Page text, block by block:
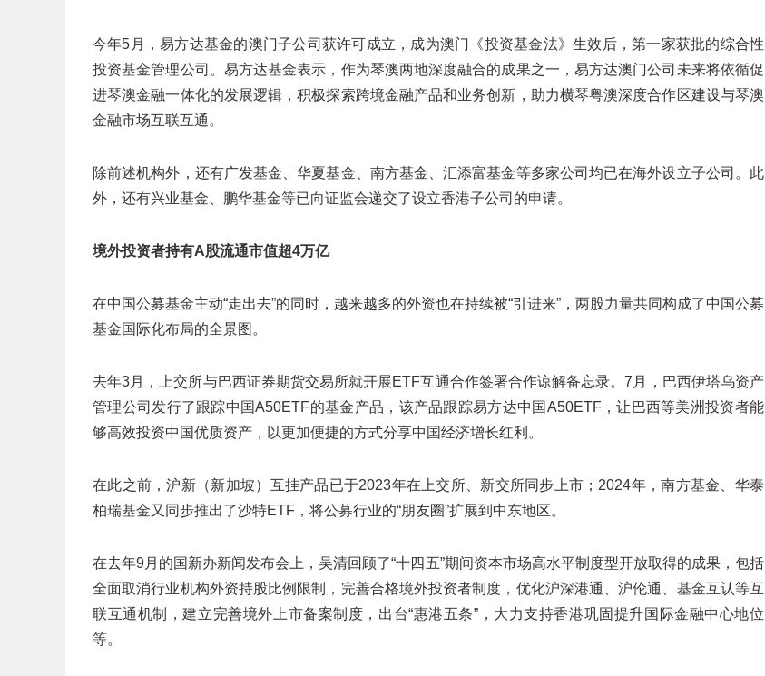
今年5月，易方达基金的澳门子公司获许可成立，成为澳门《投资基金法》生效后，第一家获批的综合性
投资基金管理公司。易方达基金表示，作为琴澳两地深度融合的成果之一，易方达澳门公司未来将依循促
进琴澳金融一体化的发展逻辑，积极探索跨境金融产品和业务创新，助力横琴粤澳深度合作区建设与琴澳
金融市场互联互通。
除前述机构外，还有广发基金、华夏基金、南方基金、汇添富基金等多家公司均已在海外设立子公司。此
外，还有兴业基金、鹏华基金等已向证监会递交了设立香港子公司的申请。
境外投资者持有A股流通市值超4万亿
在中国公募基金主动“走出去”的同时，越来越多的外资也在持续被“引进来”，两股力量共同构成了中国公募
基金国际化布局的全景图。
去年3月，上交所与巴西证券期货交易所就开展ETF互通合作签署合作谅解备忘录。7月，巴西伊塔乌资产
管理公司发行了跟踪中国A50ETF的基金产品，该产品跟踪易方达中国A50ETF，让巴西等美洲投资者能
够高效投资中国优质资产，以更加便捷的方式分享中国经济增长红利。
在此之前，沪新（新加坡）互挂产品已于2023年在上交所、新交所同步上市；2024年，南方基金、华泰
柏瑞基金又同步推出了沙特ETF，将公募行业的“朋友圈”扩展到中东地区。
在去年9月的国新办新闻发布会上，吴清回顾了“十四五”期间资本市场高水平制度型开放取得的成果，包括
全面取消行业机构外资持股比例限制，完善合格境外投资者制度，优化沪深港通、沪伦通、基金互认等互
联互通机制，建立完善境外上市备案制度，出台“惠港五条”，大力支持香港巩固提升国际金融中心地位
等。